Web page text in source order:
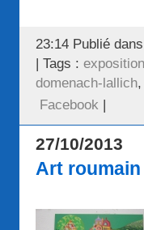
23:14 Publié
| Tags : exposition
domenach-lallich
Facebook |
27/10/2013
Art